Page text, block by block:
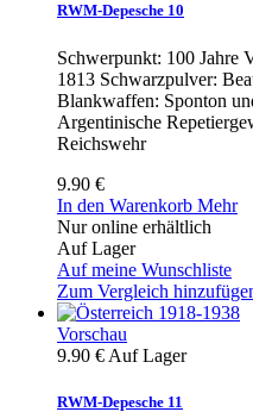
RWM-Depesche 10
Schwerpunkt: 100 Jahre
1813 Schwarzpulver:
Blankwaffen: Sponton
Argentinische
Reichswehr
9.90 €
In den Warenkorb Mehr
Nur online erhältlich
Auf Lager
Auf meine Wunschliste
Zum Vergleich
Vorschau
9.90 € Auf Lager
RWM-Depesche 11